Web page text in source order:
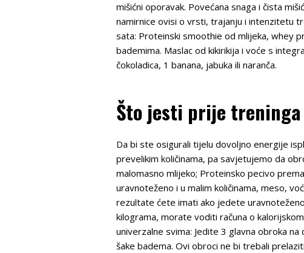
mišićni oporavak. Povećana snaga i čista
namirnice ovisi o vrsti, trajanju i intenzitetu
sata: Proteinski smoothie od mlijeka, whey
bademima. Maslac od kikirikija i voće s
čokoladica, 1 banana, jabuka ili naranča.
Što jesti prije
Da bi ste osigurali tijelu dovoljno energije
prevelikim količinama, pa savjetujemo da
malomasno mlijeko; Proteinsko pecivo
uravnoteženo i u malim količinama, meso,
rezultate ćete imati ako jedete
kilograma, morate voditi računa o
univerzalne svima: Jedite 3 glavna obroka
šake badema. Ovi obroci ne bi trebali